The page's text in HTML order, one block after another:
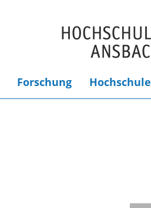
Forschung Hochschule